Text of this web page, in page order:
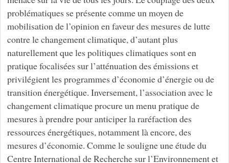
problématiques se présente comme un moyen de
mobilisation de l’opinion en faveur des mesures de lutte
contre le changement climatique, d’autant plus
naturellement que les politiques climatiques sont en
pratique focalisées sur l’atténuation des émissions et
privilégient les programmes d’économie d’énergie ou de
transition énergétique. Inversement, l’association avec le
changement climatique procure un menu pratique de
mesures à prendre pour anticiper la raréfaction des
ressources énergétiques, notamment là encore, des
mesures d’économie. Comme le souligne une étude du
Centre International de Recherche sur l’Environnement et